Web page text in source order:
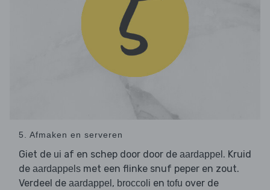
5. Afmaken en serveren
Giet de ui af en schep door door de aardappel . Kruid
de aardappels met een flinke snuf peper en zout.
Verdeel de aardappel , broccoli en tofu over de